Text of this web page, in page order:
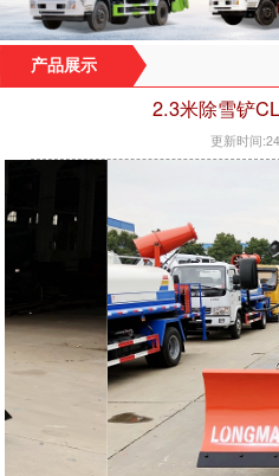
产品展示
2.3米除雪铲
更新时间